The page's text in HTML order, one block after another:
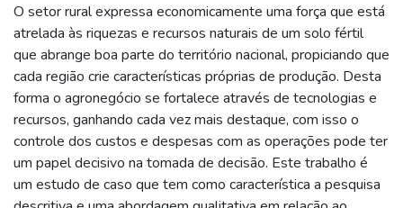
O setor rural expressa economicamente uma força que está
atrelada às riquezas e recursos naturais de um solo fértil
que abrange boa parte do território nacional, propiciando que
cada região crie características próprias de produção. Desta
forma o agronegócio se fortalece através de tecnologias e
recursos, ganhando cada vez mais destaque, com isso o
controle dos custos e despesas com as operações pode ter
um papel decisivo na tomada de decisão. Este trabalho é
um estudo de caso que tem como característica a pesquisa